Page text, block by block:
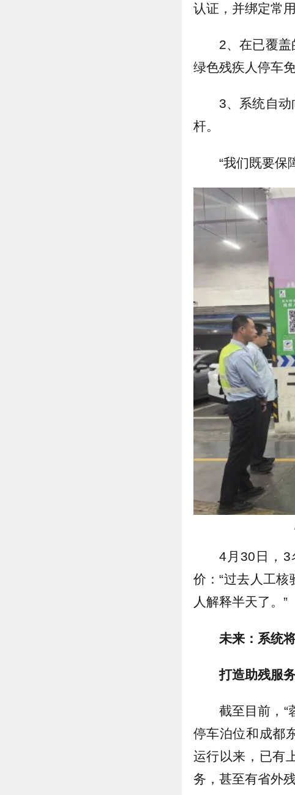
认证，并绑定常
2、在已覆
绿色残疾人停车
3、系统自
杆。
“我们既要保
4月30日，3
价：“过去人工
人解释半天了。”
未来：系统
打造助残服
截至目前，“
停车泊位和成都
运行以来，已有
务，甚至有省外